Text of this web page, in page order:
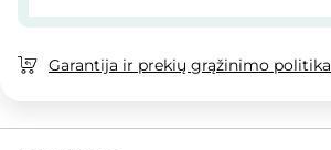
Garantija ir prekių grąžinimo politika